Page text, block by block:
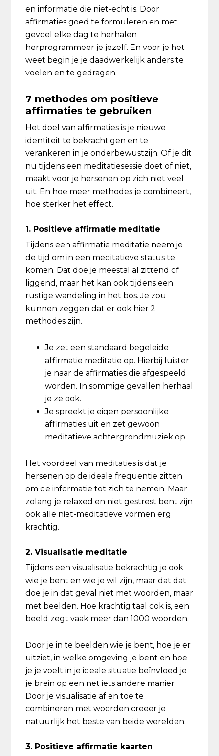
en informatie die niet-echt is. Door
affirmaties goed te formuleren en met
gevoel elke dag te herhalen
herprogrammeer je jezelf. En voor je het
weet begin je je daadwerkelijk anders te
voelen en te gedragen.
7 methodes om positieve
affirmaties te gebruiken
Het doel van affirmaties is je nieuwe
identiteit te bekrachtigen en te
verankeren in je onderbewustzijn. Of je dit
nu tijdens een meditatiesessie doet of niet,
maakt voor je hersenen op zich niet veel
uit. En hoe meer methodes je combineert,
hoe sterker het effect.
1. Positieve affirmatie meditatie
Tijdens een affirmatie meditatie neem je
de tijd om in een meditatieve status te
komen. Dat doe je meestal al zittend of
liggend, maar het kan ook tijdens een
rustige wandeling in het bos. Je zou
kunnen zeggen dat er ook hier 2
methodes zijn.
Je zet een standaard begeleide
affirmatie meditatie op. Hierbij luister
je naar de affirmaties die afgespeeld
worden. In sommige gevallen herhaal
je ze ook.
Je spreekt je eigen persoonlijke
affirmaties uit en zet gewoon
meditatieve achtergrondmuziek op.
Het voordeel van meditaties is dat je
hersenen op de ideale frequentie zitten
om de informatie tot zich te nemen. Maar
zolang je relaxed en niet gestrest bent zijn
ook alle niet-meditatieve vormen erg
krachtig.
2. Visualisatie meditatie
Tijdens een visualisatie bekrachtig je ook
wie je bent en wie je wil zijn, maar dat dat
doe je in dat geval niet met woorden, maar
met beelden. Hoe krachtig taal ook is, een
beeld zegt vaak meer dan 1000 woorden.
Door je in te beelden wie je bent, hoe je er
uitziet, in welke omgeving je bent en hoe
je je voelt in je ideale situatie beïnvloed je
je brein op een net iets andere manier.
Door je visualisatie af en toe te
combineren met woorden creëer je
natuurlijk het beste van beide werelden.
3. Positieve affirmatie kaarten